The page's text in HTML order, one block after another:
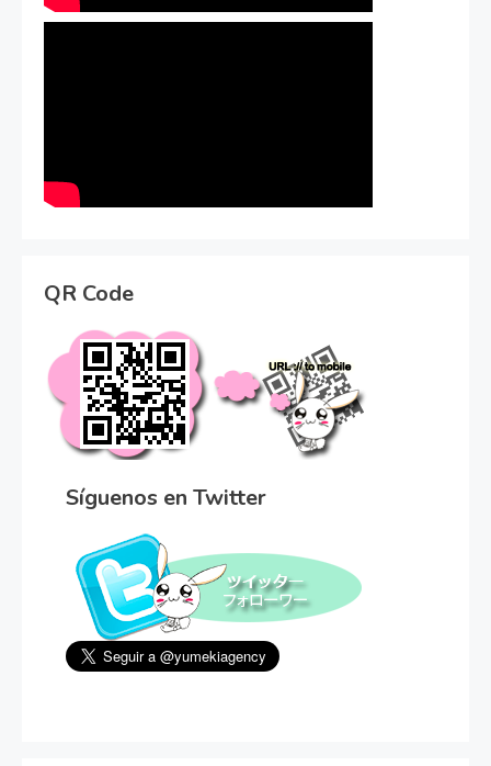
QR Code
Síguenos en Twitter